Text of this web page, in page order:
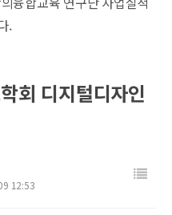
.
회 디지털디자인
12:53